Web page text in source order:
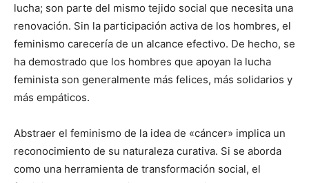
lucha; son parte del mismo tejido social que necesita una
renovación. Sin la participación activa de los hombres, el
feminismo carecería de un alcance efectivo. De hecho, se
ha demostrado que los hombres que apoyan la lucha
feminista son generalmente más felices, más solidarios y
más empáticos.
Abstraer el feminismo de la idea de «cáncer» implica un
reconocimiento de su naturaleza curativa. Si se aborda
como una herramienta de transformación social, el